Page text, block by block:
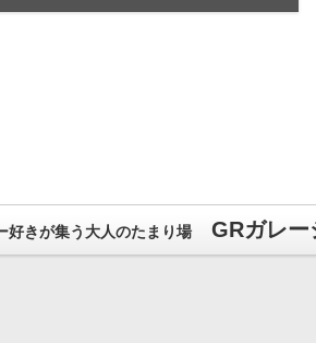
好きが集う大人のたまり場 GRガレー